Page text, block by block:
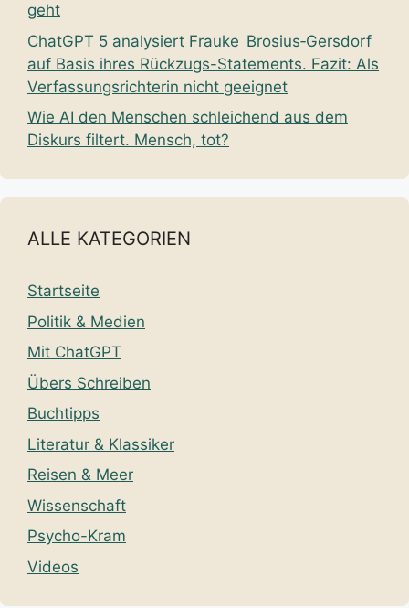
geht
ChatGPT 5 analysiert Frauke Brosius‑Gersdorf
auf Basis ihres Rückzugs-Statements. Fazit: Als
Verfassungsrichterin nicht geeignet
Wie AI den Menschen schleichend aus dem
Diskurs filtert. Mensch, tot?
ALLE KATEGORIEN
Startseite
Politik & Medien
Mit ChatGPT
Übers Schreiben
Buchtipps
Literatur & Klassiker
Reisen & Meer
Wissenschaft
Psycho-Kram
Videos